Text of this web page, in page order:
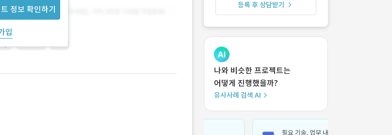
정보 확인하기
입
등록 후 상담받기
나와 비슷한 프로젝트는
어떻게 진행했을까?
유사사례 검색 AI